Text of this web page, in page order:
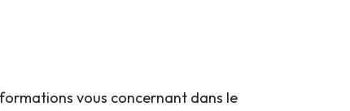
vous concernant dans le